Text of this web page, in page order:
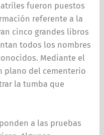
atriles fueron puestos
referente a la
cinco grandes libros
todos los nombres
Mediante el
plano del cementerio
la tumba que
a las pruebas